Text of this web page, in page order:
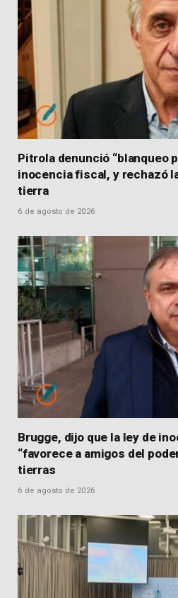
Pitrola denunció “blanqueo
inocencia fiscal, y rechazó
tierra
6 de agosto de 2026
Brugge, dijo que la ley de
“favorece a amigos del
tierras
6 de agosto de 2026